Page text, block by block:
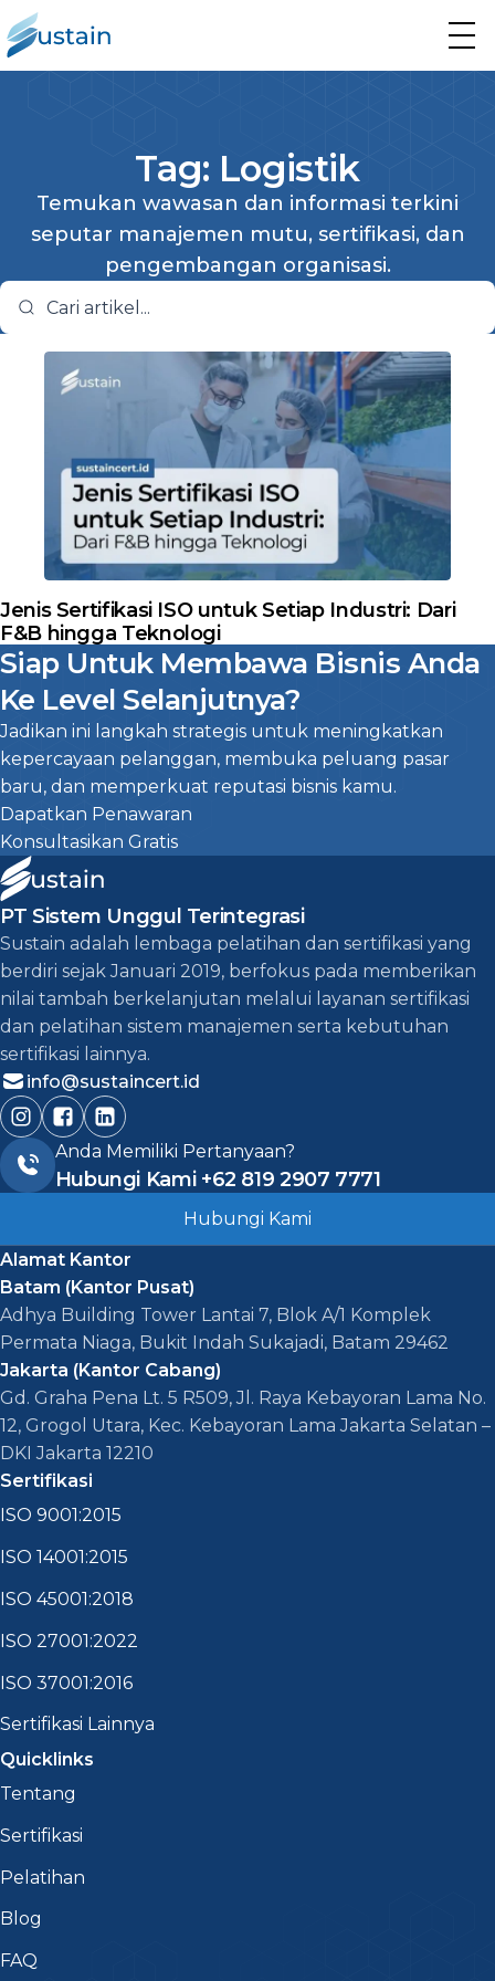
Tag: Logistik
Temukan wawasan dan informasi terkini
seputar manajemen mutu, sertifikasi, dan
pengembangan organisasi.
Jenis Sertifikasi ISO untuk Setiap Industri: Dari
F&B hingga Teknologi
Siap Untuk Membawa Bisnis Anda
Ke Level Selanjutnya?
Jadikan ini langkah strategis untuk meningkatkan
kepercayaan pelanggan, membuka peluang pasar
baru, dan memperkuat reputasi bisnis kamu.
Dapatkan Penawaran
Konsultasikan Gratis
PT Sistem Unggul Terintegrasi
Sustain adalah lembaga pelatihan dan sertifikasi yang
berdiri sejak Januari 2019, berfokus pada memberikan
nilai tambah berkelanjutan melalui layanan sertifikasi
dan pelatihan sistem manajemen serta kebutuhan
sertifikasi lainnya.
info@sustaincert.id
Anda Memiliki Pertanyaan?
Hubungi Kami +62 819 2907 7771
Hubungi Kami
Alamat Kantor
Batam (Kantor Pusat)
Adhya Building Tower Lantai 7, Blok A/1 Komplek
Permata Niaga, Bukit Indah Sukajadi, Batam 29462
Jakarta (Kantor Cabang)
Gd. Graha Pena Lt. 5 R509, Jl. Raya Kebayoran Lama No.
12, Grogol Utara, Kec. Kebayoran Lama Jakarta Selatan –
DKI Jakarta 12210
Sertifikasi
ISO 9001:2015
ISO 14001:2015
ISO 45001:2018
ISO 27001:2022
ISO 37001:2016
Sertifikasi Lainnya
Quicklinks
Tentang
Sertifikasi
Pelatihan
Blog
FAQ